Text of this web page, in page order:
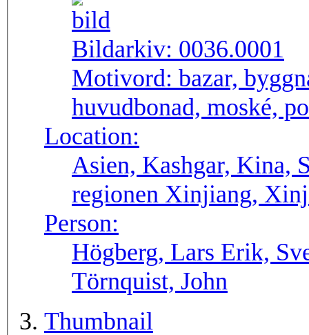
Bildarkiv: 0036.0001
Motivord: bazar,
huvudbonad, moské,
Location:
Asien, Kashgar, Kina,
regionen Xinjiang,
Person:
Högberg, Lars Erik,
Törnquist, John
Thumbnail